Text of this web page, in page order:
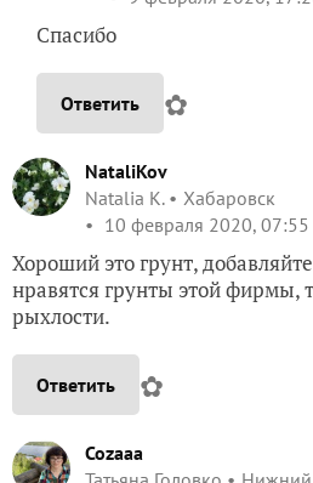
Спасибо
Ответить ✿
NataliKov
Natalia K.
Хабаровск
10 февраля 2020, 07:55
Хороший это грунт,
нравятся грунты этой фирмы,
рыхлости.
Ответить ✿
Cozaaa